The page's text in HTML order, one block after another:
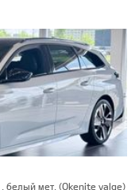
, белый мет. (Okenite valge)